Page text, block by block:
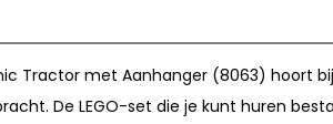
Tractor met Aanhanger (8063) hoort
De LEGO-set die je kunt huren